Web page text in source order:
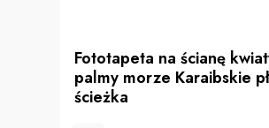
Fototapeta na ścianę
palmy morze Karaibskie
ścieżka